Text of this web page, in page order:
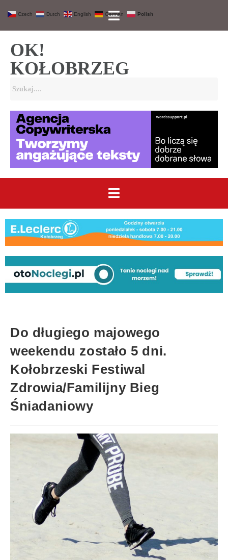
OK!
KOŁOBRZEG
Do długiego majowego
weekendu zostało 5 dni.
Kołobrzeski Festiwal
Zdrowia/Familijny Bieg
Śniadaniowy
Czech Dutch English German Polish